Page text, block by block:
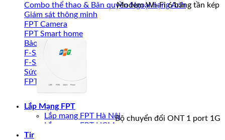
Combo thể thao & Bản quyền Ngoại hạng Anh
Giám sát thông minh
FPT Camera
FPT Smart home
Bảo mật an toàn
F-Sale
F-Sale Go
Sức Khỏe & Y Tế
FPT Medicare
Lắp Mạng FPT
Lắp mạng FPT Hà Nội
Lắp mạng FPT HCM
Tin tức & Khuyến Mãi
Modem Wi-Fi 6 băng tần kép
Bộ chuyển đổi ONT 1 port 1G